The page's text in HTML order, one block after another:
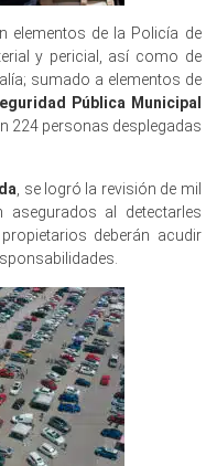
elementos de la Policía de
y pericial, así como de
sumado a elementos de
Pública Municipal
224 personas desplegadas
, se logró la revisión de mil
al detectarles
deberán acudir